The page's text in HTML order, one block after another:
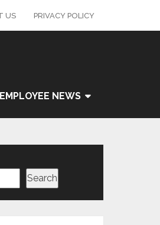
US PRIVACY POLICY
EMPLOYEE NEWS
Search